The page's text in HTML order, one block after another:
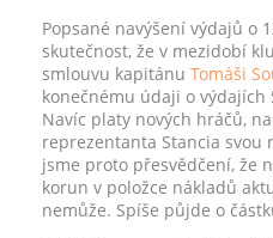
Popsané navýšení výdajů o
skutečnost, že v mezidobí
smlouvu kapitánu Tomáši
konečnému údaji o výdajích
Navíc platy nových hráčů,
reprezentanta Stancia svou
jsme proto přesvědčení, že
korun v položce nákladů
nemůže. Spíše půjde o